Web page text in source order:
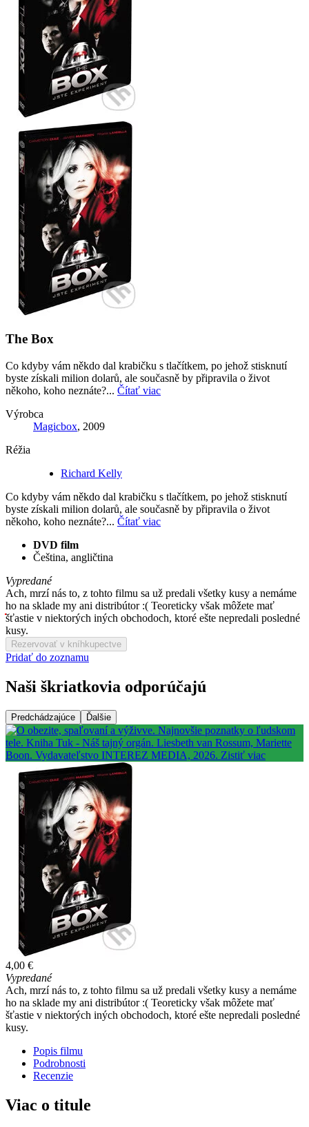
The Box
Co kdyby vám někdo dal krabičku s tlačítkem, po jehož stisknutí
byste získali milion dolarů, ale současně by připravila o život
někoho, koho neznáte?... Čítať viac
Výrobca
Magicbox, 2009
Réžia
Richard Kelly
Co kdyby vám někdo dal krabičku s tlačítkem, po jehož stisknutí
byste získali milion dolarů, ale současně by připravila o život
někoho, koho neznáte?... Čítať viac
DVD film
Čeština, angličtina
Vypredané
Ach, mrzí nás to, z tohto filmu sa už predali všetky kusy a nemáme
ho na sklade my ani distribútor :( Teoreticky však môžete mať
šťastie v niektorých iných obchodoch, ktoré ešte nepredali posledné
kusy.
Rezervovať v kníhkupectve
Pridať do zoznamu
Naši škriatkovia odporúčajú
Predchádzajúce Ďalšie
4,00 €
Vypredané
Ach, mrzí nás to, z tohto filmu sa už predali všetky kusy a nemáme
ho na sklade my ani distribútor :( Teoreticky však môžete mať
šťastie v niektorých iných obchodoch, ktoré ešte nepredali posledné
kusy.
Popis filmu
Podrobnosti
Recenzie
Viac o titule